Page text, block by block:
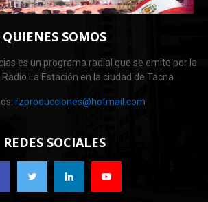
QUIENES SOMOS
es un programa radial que se emite por la
Radio La Estación en la ciudad de Tacna.
rzproducciones@hotmail.com
REDES SOCIALES